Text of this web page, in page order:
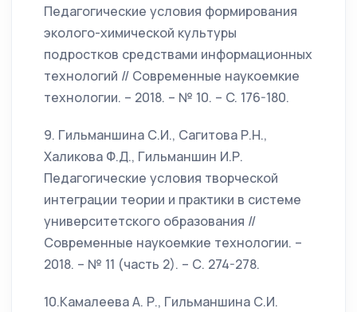
Педагогические условия формирования
эколого-химической культуры
подростков средствами информационных
технологий // Современные наукоемкие
технологии. – 2018. – № 10. – C. 176-180.
9. Гильманшина С.И., Сагитова Р.Н.,
Халикова Ф.Д., Гильманшин И.Р.
Педагогические условия творческой
интеграции теории и практики в системе
университетского образования //
Современные наукоемкие технологии. –
2018. – № 11 (часть 2). – С. 274-278.
10.Камалеева А. Р., Гильманшина С.И.